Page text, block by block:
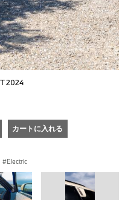
2024
カートに入れる
Electric